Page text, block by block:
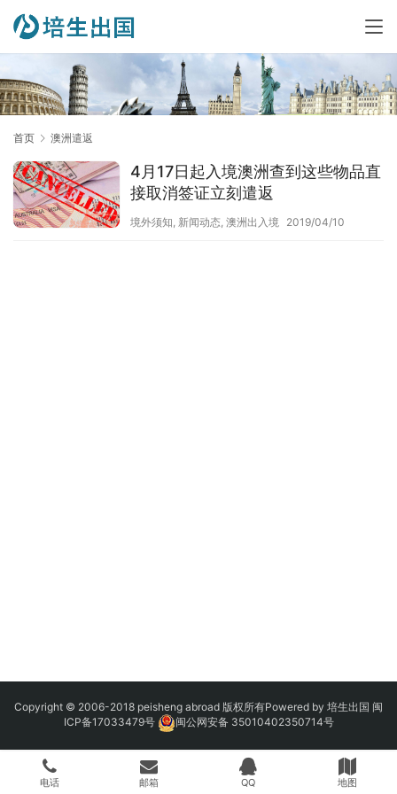
首页 澳洲遣返
4月17日起入境澳洲查到这些物品直
接取消签证立刻遣返
境外须知, 新闻动态, 澳洲出入境 2019/04/10
Copyright © 2006-2018 peisheng abroad 版权所有Powered by 培生出国 闽
ICP备17033479号
闽公网安备 35010402350714号
电话 邮箱 QQ 地图